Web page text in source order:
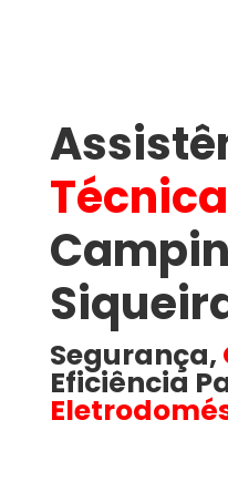
Técnica
Segurança,
Eficiência